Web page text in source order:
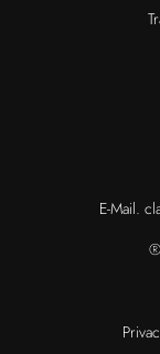
E-Mail.